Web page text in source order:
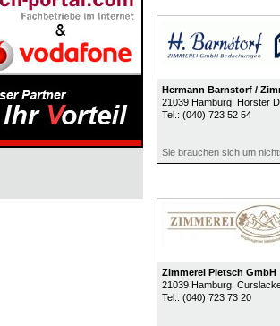
Hermann Barnstorf /
21039 Hamburg, Horster
Tel.: (040) 723 52 54
Sie brauchen sich um
Zimmerei Pietsch GmbH
21039 Hamburg,
Tel.: (040) 723 73 20